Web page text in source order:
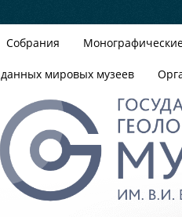
Собрания
мировых музеев